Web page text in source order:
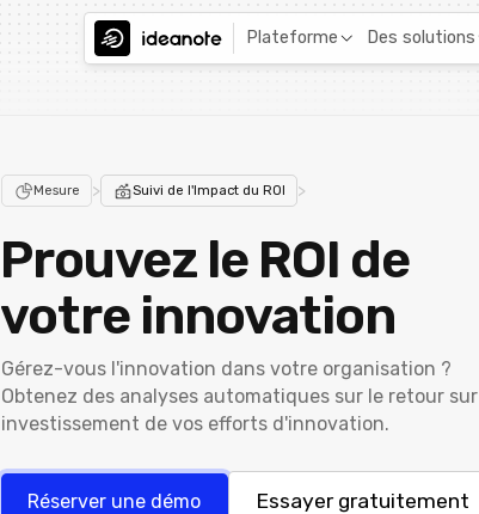
Plateforme Des solutions
Mesure > Suivi de l'Impact du ROI >
Prouvez le ROI de
votre innovation
Gérez-vous l'innovation dans votre organisation ?
Obtenez des analyses automatiques sur le retour sur
investissement de vos efforts d'innovation.
Réserver une démo Essayer gratuitement